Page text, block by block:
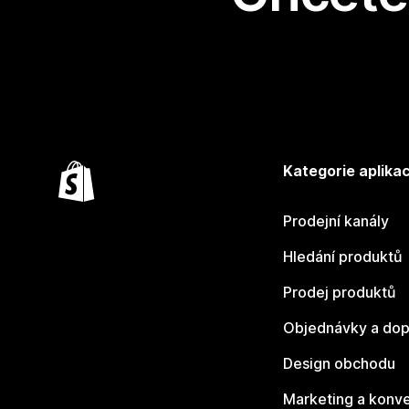
Kategorie
Prodejní kanály
Hledání produktů
Prodej produktů
Objednávky a
Design obchodu
Marketing a